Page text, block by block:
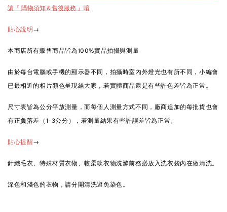
讀『 購物須知＆售後服務 』唷
貼心說明→
本商店所有販售商品皆為100%實品拍攝與測量
由於每台電腦或手機的顯示器不同，拍攝時室內外燈光也有所不同，小編會
已最相近的相片顏色呈現給大家，若實體商品還是有些許色差皆為正常。
尺寸表皆為公分平放測量，而每個人測量方式不同，廠商追加的每批貨也會
有正負落差（1-3公分），若測量結果有些許誤差皆為正常。
貼心提醒→
針織毛衣、特殊材質衣物、較柔軟衣物洗滌前務必放入洗衣袋內在做清洗。
深色和淺色的衣物，請分開清洗避免染色。